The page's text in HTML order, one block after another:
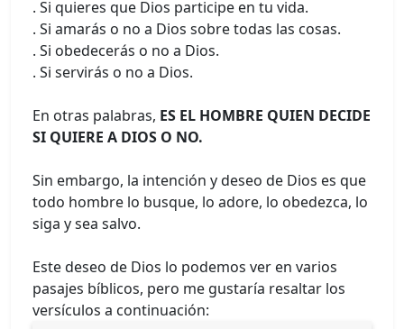
. Si quieres que Dios participe en tu vida.
. Si amarás o no a Dios sobre todas las cosas.
. Si obedecerás o no a Dios.
. Si servirás o no a Dios.
En otras palabras, ES EL HOMBRE QUIEN DECIDE
SI QUIERE A DIOS O NO.
Sin embargo, la intención y deseo de Dios es que
todo hombre lo busque, lo adore, lo obedezca, lo
siga y sea salvo.
Este deseo de Dios lo podemos ver en varios
pasajes bíblicos, pero me gustaría resaltar los
versículos a continuación: